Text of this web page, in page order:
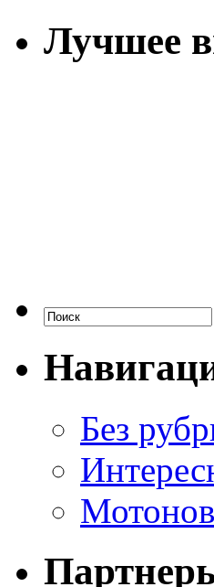
Лучшее
Без